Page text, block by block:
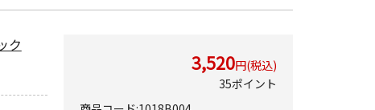
ク
3,520円(税込)
35ポイント